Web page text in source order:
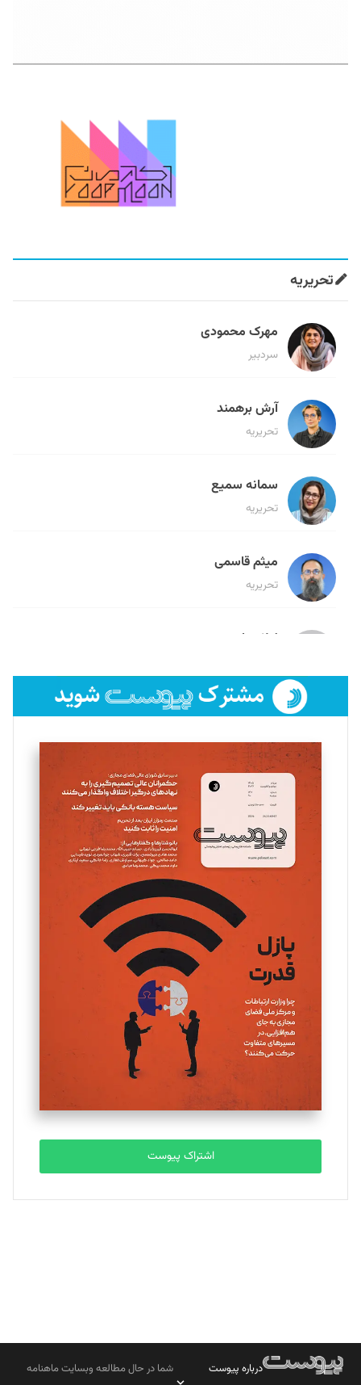
تحریریه
مهرک محمودی
سردبیر
آرش برهمند
تحریریه
سمانه سمیع
تحریریه
میثم قاسمی
تحریریه
لیلا حنارود
فائزه فتحی رستمی
تحریریه
سروش کرمیان
تحریریه
مینا پاکدل
یسنا امان‌پور
تحریریه
ملینا جعفری
تحریریه
مصطفی مسجدی آرانی
تحریریه
بابک نقاش
تحریریه
اشتراک پیوست
درباره پیوست
شما در حال مطالعه وبسایت ماهنامه